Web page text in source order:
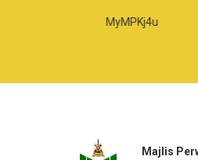
MyMPKj4u
Majlis